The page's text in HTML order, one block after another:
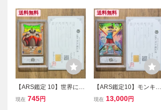
送料無料
【ARS鑑定 10】世界に5
枚 クウラ EXR EX2-003
現在 745円
送料無料
【ARS鑑定10】モンキ
ー・D・ルフィ L ★ OP16
現在 13,000円